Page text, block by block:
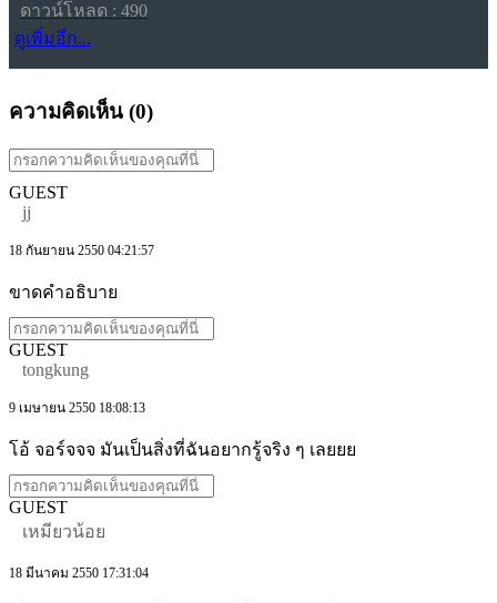
ดาวน์โหลด : 490
ดูเพิ่มอีก...
ความคิดเห็น (0)
GUEST
jj
18 กันยายน 2550 04:21:57
ขาดคำอธิบาย
GUEST
tongkung
9 เมษายน 2550 18:08:13
โอ้ จอร์จจจ มันเป็นสิ่งที่ฉันอยากรู้จริง ๆ เลยยย
GUEST
เหมียวน้อย
18 มีนาคม 2550 17:31:04